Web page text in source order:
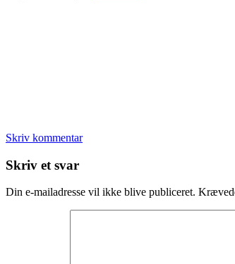
Skriv kommentar
Læserinteraktioner
Skriv et svar
Din e-mailadresse vil ikke blive publiceret.